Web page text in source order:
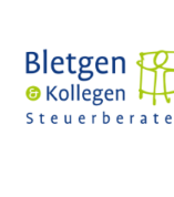
Inhalt
springen